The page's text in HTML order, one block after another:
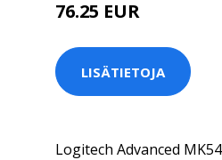
76.25 EUR
LISÄTIETOJA
Logitech Advanced